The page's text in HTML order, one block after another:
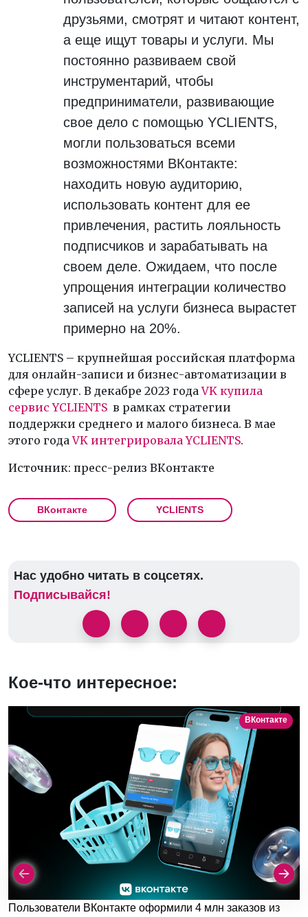
друзьями, смотрят и читают контент,
а еще ищут товары и услуги. Мы
постоянно развиваем свой
инструментарий, чтобы
предприниматели, развивающие
свое дело с помощью YCLIENTS,
могли пользоваться всеми
возможностями ВКонтакте:
находить новую аудиторию,
использовать контент для ее
привлечения, растить лояльность
подписчиков и зарабатывать на
своем деле. Ожидаем, что после
упрощения интеграции количество
записей на услуги бизнеса вырастет
примерно на 20%.
YCLIENTS – крупнейшая российская платформа
для онлайн-записи и бизнес-автоматизации в
сфере услуг. В декабре 2023 годаVK купила
сервис YCLIENTS в рамках стратегии
поддержки среднего и малого бизнеса. В мае
этого годаVK интегрировала YCLIENTS.
Источник: пресс-релиз ВКонтакте
ВКонтакте YCLIENTS
Нас удобно читать в соцсетях.
Подписывайся!
Кое-что интересное:
ВКонтакте
Пользователи ВКонтакте оформили 4 млн заказов из